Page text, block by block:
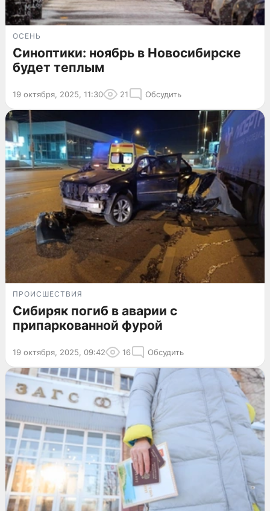
ОСЕНЬ
Синоптики: ноябрь в Новосибирске
будет теплым
19 октября, 2025, 11:30 21 Обсудить
ПРОИСШЕСТВИЯ
Сибиряк погиб в аварии с
припаркованной фурой
19 октября, 2025, 09:42 16 Обсудить